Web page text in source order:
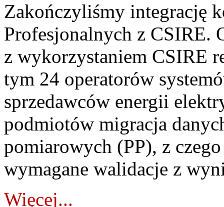
Zakończyliśmy integrację
Profesjonalnych z CSIRE.
z wykorzystaniem CSIRE
tym 24 operatorów
sprzedawców energii
podmiotów migracja
pomiarowych (PP), z
wymagane walidacje z
Więcej...